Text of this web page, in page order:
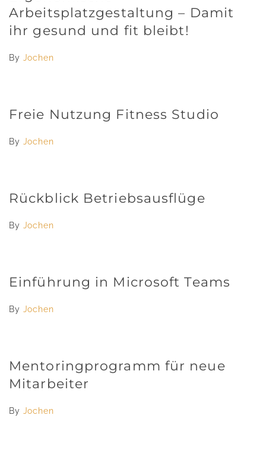
Arbeitsplatzgestaltung – Damit
ihr gesund und fit bleibt!
By Jochen
Freie Nutzung Fitness Studio
By Jochen
Rückblick Betriebsausflüge
By Jochen
Einführung in Microsoft Teams
By Jochen
Mentoringprogramm für neue
Mitarbeiter
By Jochen